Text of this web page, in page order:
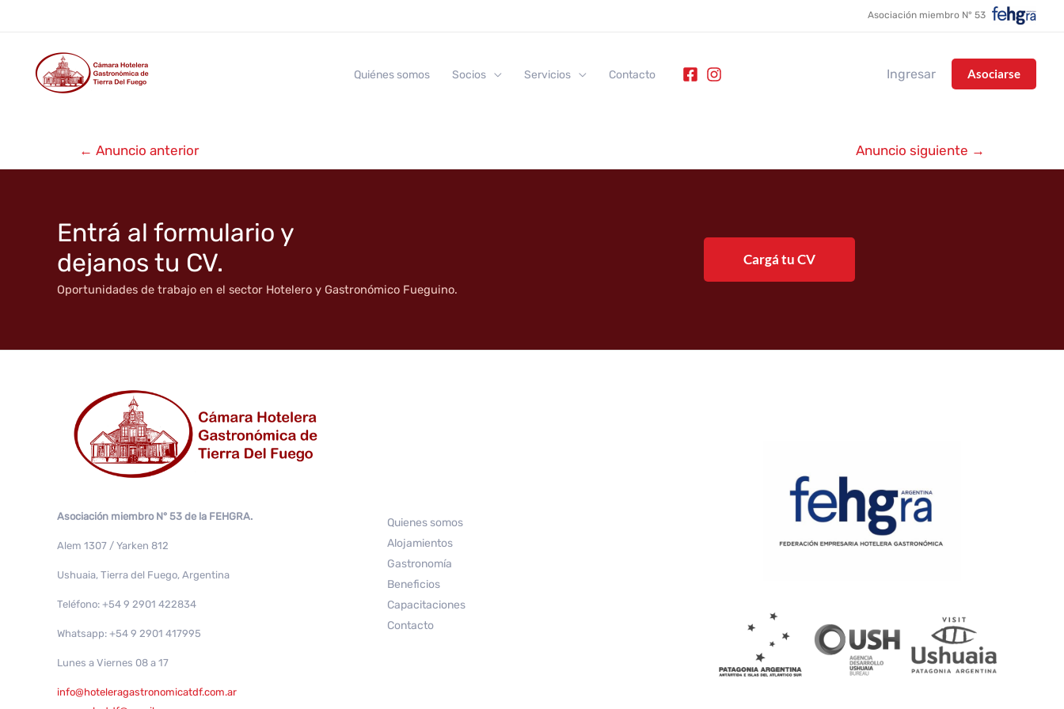
contenido
Asociación miembro N° 53
Quiénes somos Socios Servicios Contacto Ingresar Asociarse
Navegación
de
← Anuncio anterior Anuncio siguiente →
Entrá al formulario y
dejanos tu CV.
Oportunidades de trabajo en el sector Hotelero y Gastronómico Fueguino.
Cargá tu CV
Asociación miembro N° 53 de la FEHGRA.
Alem 1307 / Yarken 812
Ushuaia, Tierra del Fuego, Argentina
Teléfono: +54 9 2901 422834
Whatsapp: +54 9 2901 417995
Lunes a Viernes 08 a 17
info@hoteleragastronomicatdf.com.ar
Quienes somos
Alojamientos
Gastronomía
Beneficios
Capacitaciones
Contacto